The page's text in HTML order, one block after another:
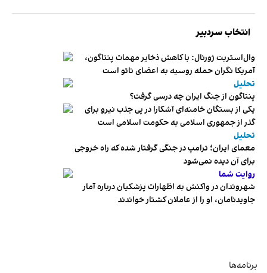
انتخاب سردبیر
وال‌استریت ژورنال: با کاهش ذخایر مهمات پنتاگون،
آمریکا نگران حمله روسیه به اعضای ناتو‌ است
تحلیل
پنتاگون از جنگ ایران چه درسی گرفت؟
یکی از بستگان خامنه‌ای آشکارا در پی جذب نیرو برای
گذر از جمهوری اسلامی به حکومت اسلامی است
تحلیل
معمای ایران؛ ترامپ در جنگی گرفتار شده که راه خروجی
برای آن دیده نمی‌شود
روایت شما
شهروندان در واکنش به اظهارات پزشکیان درباره آمار
جاویدنامان، او را از عاملان کشتار خواندند
برنامه‌ها